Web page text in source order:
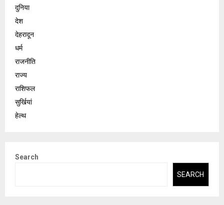
दुनिया
देश
देहरादून
धर्म
राजनीति
राज्य
राशिफल
सुर्खियां
हेल्थ
Search
SEARCH